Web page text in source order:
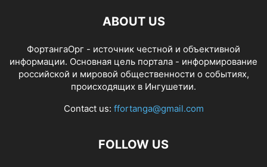
ABOUT US
ФортангаОрг - источник честной и объективной
информации. Основная цель портала - информирование
российской и мировой общественности о событиях,
происходящих в Ингушетии.
Contact us: ffortanga@gmail.com
FOLLOW US